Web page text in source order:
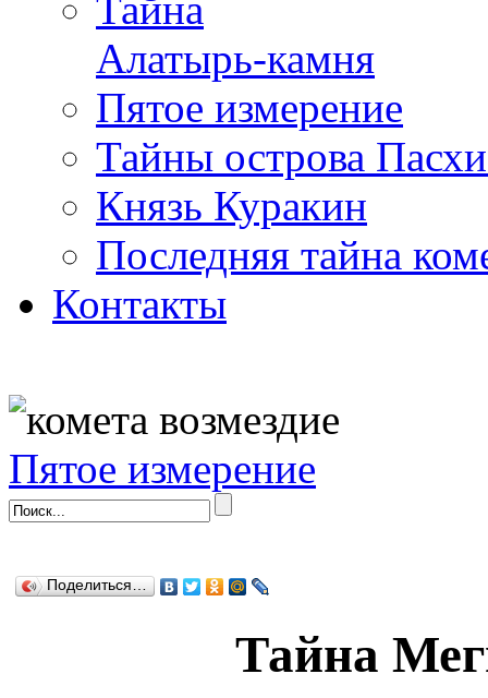
Алатырь-камня
Пятое измерение
Тайны острова
Князь Куракин
Последняя тайна
Контакты
Пятое измерение
Поделиться…
Тайна